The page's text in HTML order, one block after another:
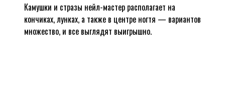
Камушки и стразы нейл-мастер располагает на
кончиках, лунках, а также в центре ногтя — вариантов
множество, и все выглядят выигрышно.